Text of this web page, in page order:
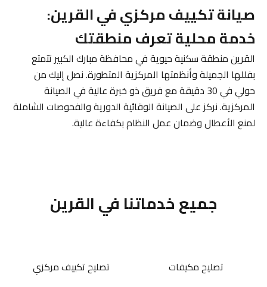
صيانة تكييف مركزي في القرين:
خدمة محلية تعرف منطقتك
القرين منطقة سكنية حيوية في محافظة مبارك الكبير تتمتع
بفللها الجميلة وأنظمتها المركزية المتطورة. نصل إليك من
حولي في 30 دقيقة مع فريق ذو خبرة عالية في الصيانة
المركزية. نركز على الصيانة الوقائية الدورية والفحوصات الشاملة
لمنع الأعطال وضمان عمل النظام بكفاءة عالية.
جميع خدماتنا في القرين
تصليح مكيفات تصليح تكييف مركزي